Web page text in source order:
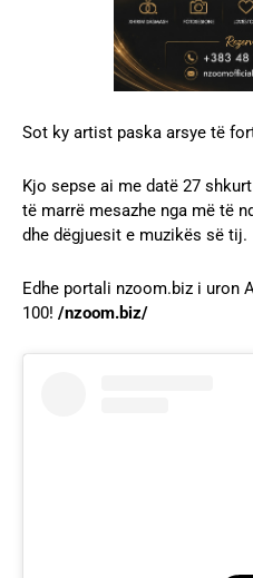
Sot ky artist paska arsye të
Kjo sepse ai me datë 27
të marrë mesazhe nga më të
dhe dëgjuesit e muzikës së tij.
Edhe portali nzoom.biz i uron
100! /nzoom.biz/